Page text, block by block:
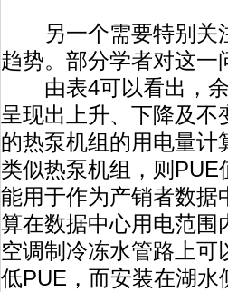
另一个需要特别关注
趋势。部分学者对这
由表4可以看出，余
呈现出上升、下降及不
的热泵机组的用电量
类似热泵机组，则
能用于作为产销者数据
算在数据中心用电范围
空调制冷冻水管路上
低PUE，而安装在湖